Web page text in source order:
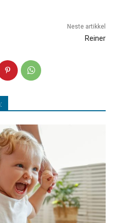
Neste artikkel
Reiner